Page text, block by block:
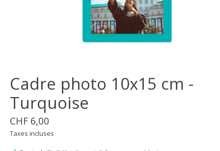
Cadre photo 10x15 cm -
Turquoise
CHF 6,00
Taxes incluses